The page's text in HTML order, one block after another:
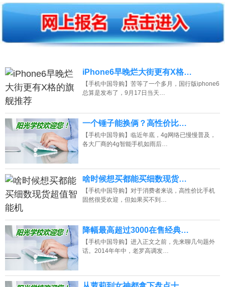
iPhone6早晚烂大街更有X格…
【手机中国导购】苦等了一个多月，国行版iphone6
总算是发布了，9月17日当天…
一个锤子能换俩？高性价比…
【手机中国导购】临近年底，4g网络已慢慢普及，
各大厂商的4g智能手机如雨后…
啥时候想买都能买细数现货…
【手机中国导购】对于消费者来说，高性价比手机
固然很受欢迎，但如果买不到…
降幅最高超过3000在售经典…
【手机中国导购】进入正文之前，先来聊几句题外
话。2014年年中，老罗高调发…